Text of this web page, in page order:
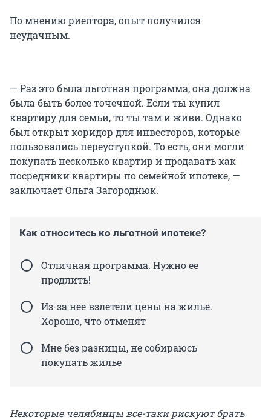
По мнению риелтора, опыт получился
неудачным.
— Раз это была льготная программа, она должна
была быть более точечной. Если ты купил
квартиру для семьи, то ты там и живи. Однако
был открыт коридор для инвесторов, которые
пользовались переуступкой. То есть, они могли
покупать несколько квартир и продавать как
посредники квартиры по семейной ипотеке, —
заключает Ольга Загороднюк.
Как относитесь ко льготной ипотеке?
Отличная программа. Нужно ее
продлить!
Из-за нее взлетели цены на жилье.
Хорошо, что отменят
Мне без разницы, не собираюсь
покупать жилье
Некоторые челябинцы все-таки рискуют брать